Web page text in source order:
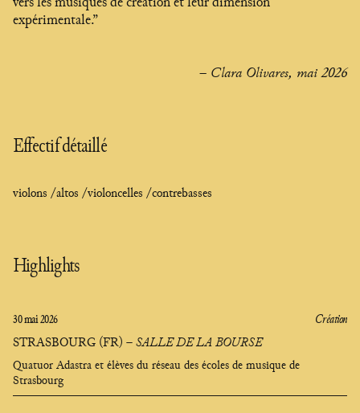
expérimentale.”
– Clara Olivares, mai 2026
Effectif détaillé
violons /altos /violoncelles /contrebasses
Highlights
30 mai 2026
STRASBOURG (FR) –SALLE DE LA BOURSE
Quatuor Adastra et élèves du réseau des écoles de musique de
Strasbourg
Création